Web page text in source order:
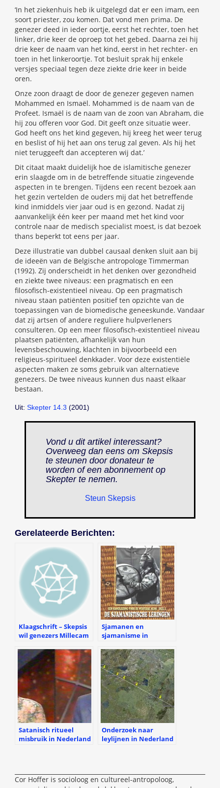
‘In het ziekenhuis heb ik uitgelegd dat er een imam, een
soort priester, zou komen. Dat vond men prima. De
genezer deed in ieder oortje, eerst het rechter, toen het
linker, drie keer de oproep tot het gebed. Daarna zei hij
drie keer de naam van het kind, eerst in het rechter- en
toen in het linkeroortje. Tot besluit sprak hij enkele
versjes speciaal tegen deze ziekte drie keer in beide
oren.
Onze zoon draagt de door de genezer gegeven namen
Mohammed en Ismaël. Mohammed is de naam van de
Profeet. Ismaël is de naam van de zoon van Abraham, die
hij zou offeren voor God. Dit geeft onze situatie weer.
God heeft ons het kind gegeven, hij kreeg het weer terug
en beslist of hij het aan ons terug zal geven. Als hij het
niet teruggeeft dan accepteren wij dat.’
Dit citaat maakt duidelijk hoe de islamitische genezer
erin slaagde om in de betreffende situatie zingevende
aspecten in te brengen. Tijdens een recent bezoek aan
het gezin vertelden de ouders mij dat het betreffende
kind inmiddels vier jaar oud is en gezond. Nadat zij
aanvankelijk één keer per maand met het kind voor
controle naar de medisch specialist moest, is dat bezoek
thans beperkt tot eens per jaar.
Deze illustratie van dubbel causaal denken sluit aan bij
de ideeën van de Belgische antropologe Timmerman
(1992). Zij onderscheidt in het denken over gezondheid
en ziekte twee niveaus: een pragmatisch en een
filosofisch-existentieel niveau. Op een pragmatisch
niveau staan patiënten positief ten opzichte van de
toepassingen van de biomedische geneeskunde. Vandaar
dat zij artsen of andere reguliere hulpverleners
consulteren. Op een meer filosofisch-existentieel niveau
plaatsen patiënten, afhankelijk van hun
levensbeschouwing, klachten in bijvoorbeeld een
religieus-spiritueel denkkader. Voor deze existentiële
aspecten maken ze soms gebruik van alternatieve
genezers. De twee niveaus kunnen dus naast elkaar
bestaan.
Uit: Skepter 14.3 (2001)
Vond u dit artikel interessant?
Overweeg dan eens om Skepsis
te steunen door donateur te
worden of een abonnement op
Skepterte nemen.
Steun Skepsis
Gerelateerde Berichten:
Klaagschrift – Skepsis
wil genezers Millecam
Sjamanen en
sjamanisme in
Satanisch ritueel
misbruik in Nederland
Onderzoek naar
leylijnen in Nederland
Cor Hoffer is socioloog en cultureel-antropoloog,